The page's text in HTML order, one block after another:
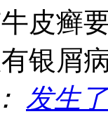
皮癣
银屑
发生